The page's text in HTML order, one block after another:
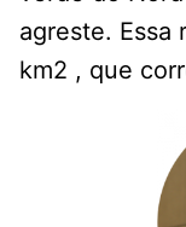
agreste. Essa
km2 , que